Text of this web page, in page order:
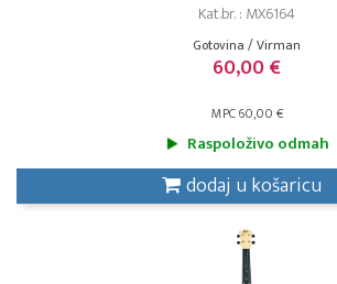
Kat.br. : MX6164
Gotovina / Virman
60,00 €
MPC 60,00 €
Raspoloživo odmah
dodaj u košaricu